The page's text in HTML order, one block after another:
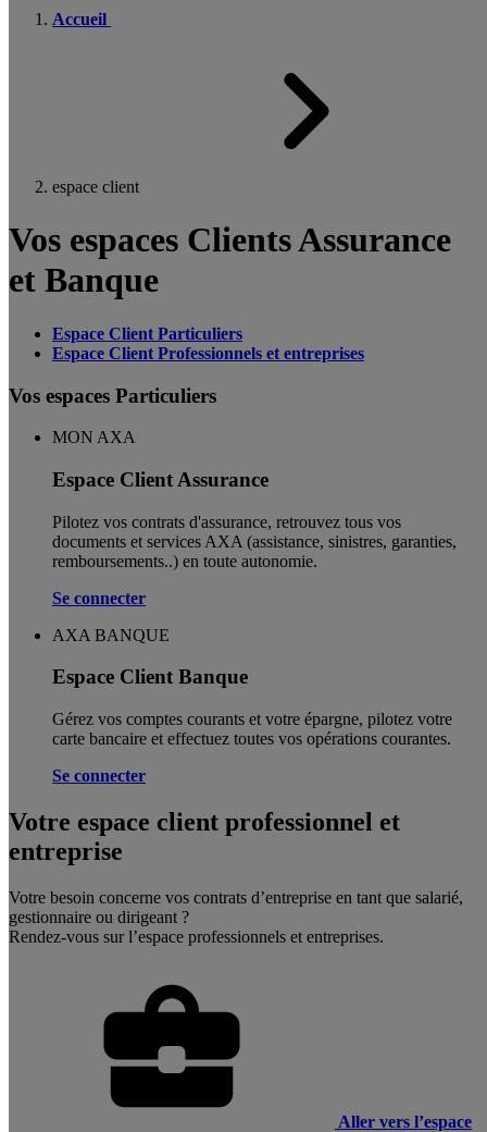
Accueil
espace client
Vos espaces Clients Assurance
et Banque
Espace Client Particuliers
Espace Client Professionnels et entreprises
Vos espaces Particuliers
MON AXA
Espace Client Assurance
Pilotez vos contrats d'assurance, retrouvez tous vos
documents et services AXA (assistance, sinistres, garanties,
remboursements..) en toute autonomie. ​
Se connecter
AXA BANQUE
Espace Client Banque
Gérez vos comptes courants et votre épargne, pilotez votre
carte bancaire et effectuez toutes vos opérations courantes.
Se connecter
Votre espace client professionnel et
entreprise
Votre besoin concerne vos contrats d’entreprise en tant que salarié,
gestionnaire ou dirigeant ?
Rendez-vous sur l’espace professionnels et entreprises.
Aller vers l’espace